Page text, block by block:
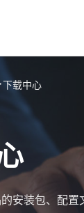
下载中心
安装包、配